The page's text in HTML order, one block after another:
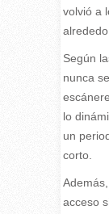
volvió a
Según
nunca
lo
un
corto.
acceso